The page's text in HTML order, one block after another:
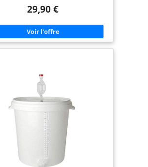
en extérieur Graduation pour mesure
et de verser des quantités précises de
rond et élégant": "Son design rond
en fait un seau esthétique et facile à
Poignée pratique": "La poignée en
29,90 €